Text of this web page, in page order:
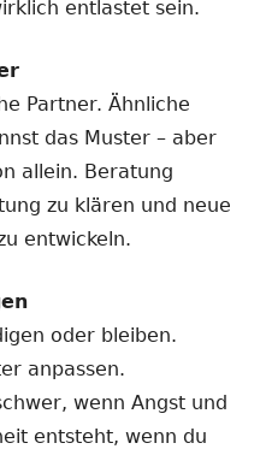
entlastet sein.
Partner. Ähnliche
das Muster – aber
allein. Beratung
zu klären und neue
entwickeln.
oder bleiben.
anpassen.
wenn Angst und
entsteht, wenn du